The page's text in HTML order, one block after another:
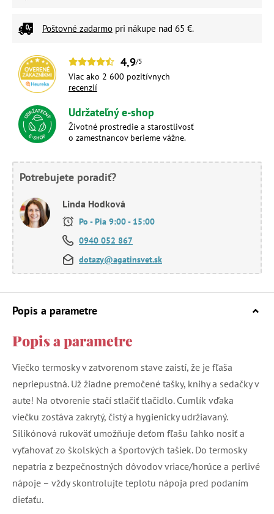
Poštovné zadarmo pri nákupe nad 65 €.
4,9/5
Viac ako 2 600 pozitívnych
recenzií
Udržateľný e-shop
Životné prostredie a starostlivosť
o zamestnancov berieme vážne.
Potrebujete poradiť?
Linda Hodková
Po - Pia 9:00 - 15:00
0940 052 867
dotazy@agatinsvet.sk
Popis a parametre
Popis a parametre
Viečko termosky v zatvorenom stave zaistí, že je fľaša
nepriepustná. Už žiadne premočené tašky, knihy a sedačky v
aute! Na otvorenie stačí stlačiť tlačidlo. Cumlík vďaka
viečku zostáva zakrytý, čistý a hygienicky udržiavaný.
Silikónová rukoväť umožňuje deťom fľašu ľahko nosiť a
vyťahovať zo školských a športových tašiek. Do termosky
nepatria z bezpečnostných dôvodov vriace/horúce a perlivé
nápoje – vždy skontrolujte teplotu nápoja pred podaním
dieťaťu.